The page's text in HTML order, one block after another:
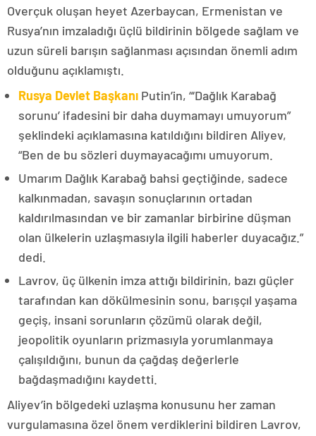
Overçuk oluşan heyet Azerbaycan, Ermenistan ve
Rusya’nın imzaladığı üçlü bildirinin bölgede sağlam ve
uzun süreli barışın sağlanması açısından önemli adım
olduğunu açıklamıştı.
Rusya Devlet Başkanı Putin’in, “‘Dağlık Karabağ
sorunu’ ifadesini bir daha duymamayı umuyorum”
şeklindeki açıklamasına katıldığını bildiren Aliyev,
“Ben de bu sözleri duymayacağımı umuyorum.
Umarım Dağlık Karabağ bahsi geçtiğinde, sadece
kalkınmadan, savaşın sonuçlarının ortadan
kaldırılmasından ve bir zamanlar birbirine düşman
olan ülkelerin uzlaşmasıyla ilgili haberler duyacağız.”
dedi.
Lavrov, üç ülkenin imza attığı bildirinin, bazı güçler
tarafından kan dökülmesinin sonu, barışçıl yaşama
geçiş, insani sorunların çözümü olarak değil,
jeopolitik oyunların prizmasıyla yorumlanmaya
çalışıldığını, bunun da çağdaş değerlerle
bağdaşmadığını kaydetti.
Aliyev’in bölgedeki uzlaşma konusunu her zaman
vurgulamasına özel önem verdiklerini bildiren Lavrov,